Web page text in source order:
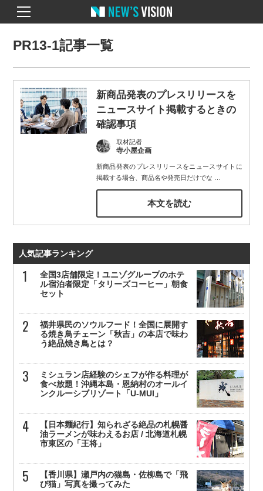
PR13-1記事一覧
新商品発表のプレスリリースを
ニュースサイト掲載するときの
確認事項
取材記者
寺小屋企画
新商品発表のプレスリリースをニュースサイトに
掲載する場合、商品名や発売日だけでな
本文を読む
人気記事ランキング
全国3店舗限定！ユニゾグループのホテ
ル宿泊者限定「タリーズコーヒー」朝食
セット
福井県民のソウルフード！全国に展開す
る焼き鳥チェーン「秋吉」の本店で味わ
う絶品焼き鳥とは？
ミシュラン店経験のシェフが作る料理が
食べ放題！沖縄本島・恩納村のオールイ
ンクルーシブリゾート「U-MUI」
【日本麺紀行】知られざる絶品の札幌醤
油ラーメンが味わえるお店 / 北海道札幌
市東区の「王将」
【香川県】瀬戸内の猫島・佐柳島で「飛
び猫」写真を撮ってみた